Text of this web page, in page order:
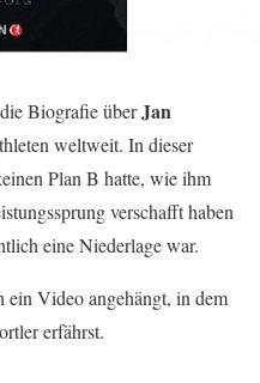
Biografie überJan
weltweit. In dieser
Plan B hatte, wie ihm
verschafft haben
eine Niederlage war.
ein Video angehängt, in dem
erfährst.